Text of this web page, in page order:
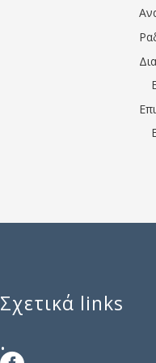
Σχετικά links
.